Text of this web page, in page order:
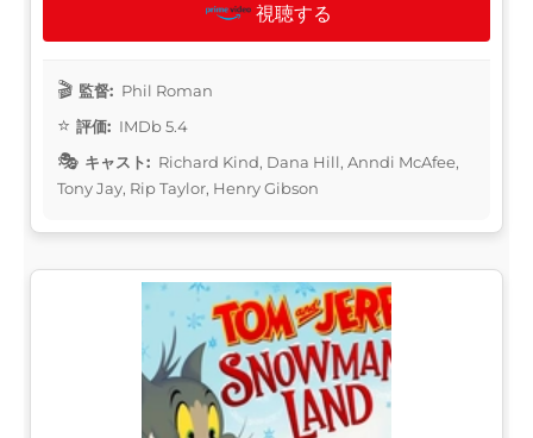
視聴する
監督: Phil Roman
評価: IMDb 5.4
キャスト: Richard Kind, Dana Hill, Anndi McAfee,
Tony Jay, Rip Taylor, Henry Gibson